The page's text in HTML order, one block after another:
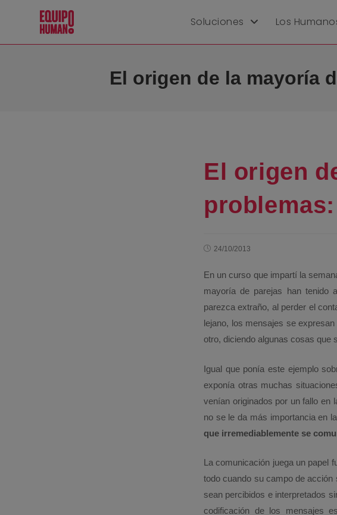
Soluciones Los
El origen de la mayoría
El origen
24/10/2013
En un curso que impartí la
mayoría de parejas han tenido
parezca extraño, al perder el
lejano, los mensajes se
otro, diciendo algunas cosas que
Igual que ponía este ejemplo
exponía otras muchas
venían originados por un fallo en
no se le da más importancia en
que irremediablemente se
La comunicación juega un papel
todo cuando su campo de
sean percibidos e interpretados
codificación de los mensajes